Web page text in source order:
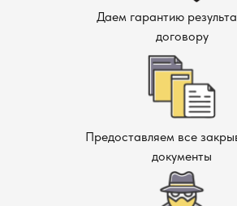
Даем гарантию
договору
Предоставляем все
документы